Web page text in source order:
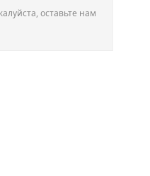
оставьте нам